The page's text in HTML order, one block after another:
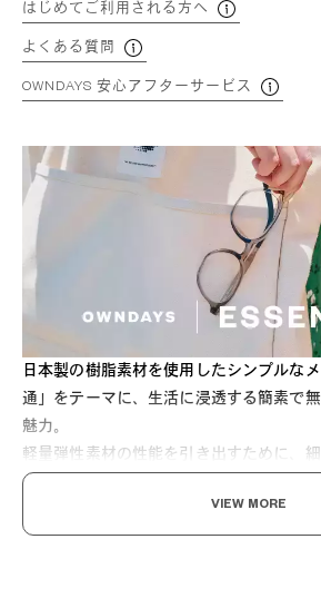
はじめてご利用される方へ
よくある質問
OWNDAYS 安心アフターサービス
日本製の樹脂素材を使用したシンプルな
通」をテーマに、生活に浸透する簡素で
魅力。
軽量弾性素材の性能を引き出すために、
て設計されています。日本製の OSロッ
トレンドの、小ぶりで太めなウェリント
VIEW MORE